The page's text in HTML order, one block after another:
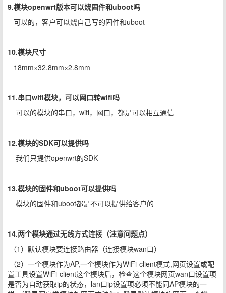
9.模块openwrt版本可以烧固件和uboot吗
可以的，客户可以烧自己写的固件和uboot
10.模块尺寸
18mm×32.8mm×2.8mm
11.串口wifi模块，可以网口转wifi吗
可以的模块的串口，wifi，网口，都是可以相互通信
12.模块的SDK可以提供吗
我们只提供openwrt的SDK
13.模块的固件和uboot可以提供吗
模块的固件和uboot都是不可以提供给客户的
14.两个模块通过无线方式连接（注意问题点）
（1）默认模块要连接路由器（连接模块wan口）
（2）一个模块作为AP,一个模块作为WiFi-client模式,网页设置或配
置工具设置WiFi-client这个模块后，检查这个模块网页wan口设置项
是否为自动获取ip的状态，lan口ip设置项必须不能同AP模块的一